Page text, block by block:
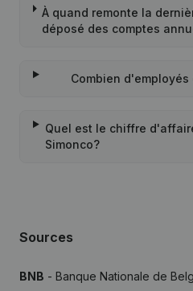
À quand remonte la
déposé des comptes
Combien d'employés
Quel est le chiffre
Simonco?
Sources
BNB - Banque Nationale de